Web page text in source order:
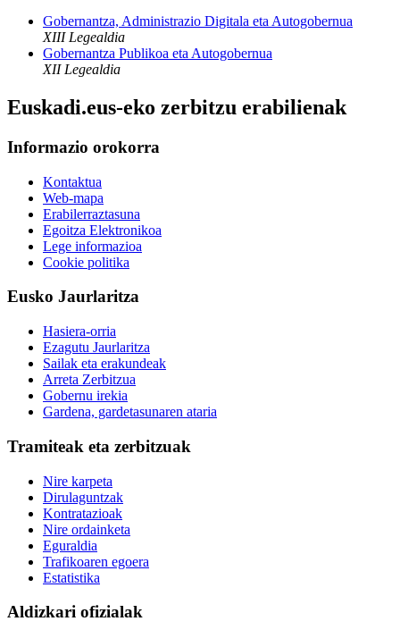
Gobernantza, Administrazio Digitala eta Autogobernua
XIII Legealdia
Gobernantza Publikoa eta Autogobernua
XII Legealdia
Euskadi.eus-eko zerbitzu erabilienak
Informazio orokorra
Kontaktua
Web-mapa
Erabilerraztasuna
Egoitza Elektronikoa
Lege informazioa
Cookie politika
Eusko Jaurlaritza
Hasiera-orria
Ezagutu Jaurlaritza
Sailak eta erakundeak
Arreta Zerbitzua
Gobernu irekia
Gardena, gardetasunaren ataria
Tramiteak eta zerbitzuak
Nire karpeta
Dirulaguntzak
Kontratazioak
Nire ordainketa
Eguraldia
Trafikoaren egoera
Estatistika
Aldizkari ofizialak